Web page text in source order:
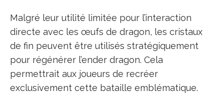
Malgré leur utilité limitée pour l’interaction
directe avec les œufs de dragon, les cristaux
de fin peuvent être utilisés stratégiquement
pour régénérer l’ender dragon. Cela
permettrait aux joueurs de recréer
exclusivement cette bataille emblématique.